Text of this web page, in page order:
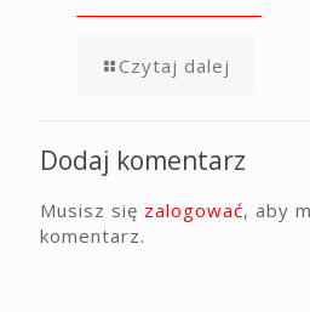
Czytaj dalej
Dodaj komentarz
Musisz się zalogować, aby
komentarz.